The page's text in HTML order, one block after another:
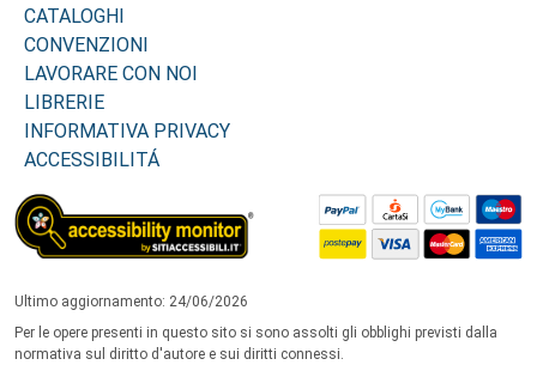
CATALOGHI
CONVENZIONI
LAVORARE CON NOI
LIBRERIE
INFORMATIVA PRIVACY
ACCESSIBILITÁ
Ultimo aggiornamento: 24/06/2026
Per le opere presenti in questo sito si sono assolti gli obblighi previsti dalla
normativa sul diritto d'autore e sui diritti connessi.